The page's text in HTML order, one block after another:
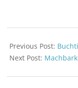
01-
25
Previous Post:
Next Post: